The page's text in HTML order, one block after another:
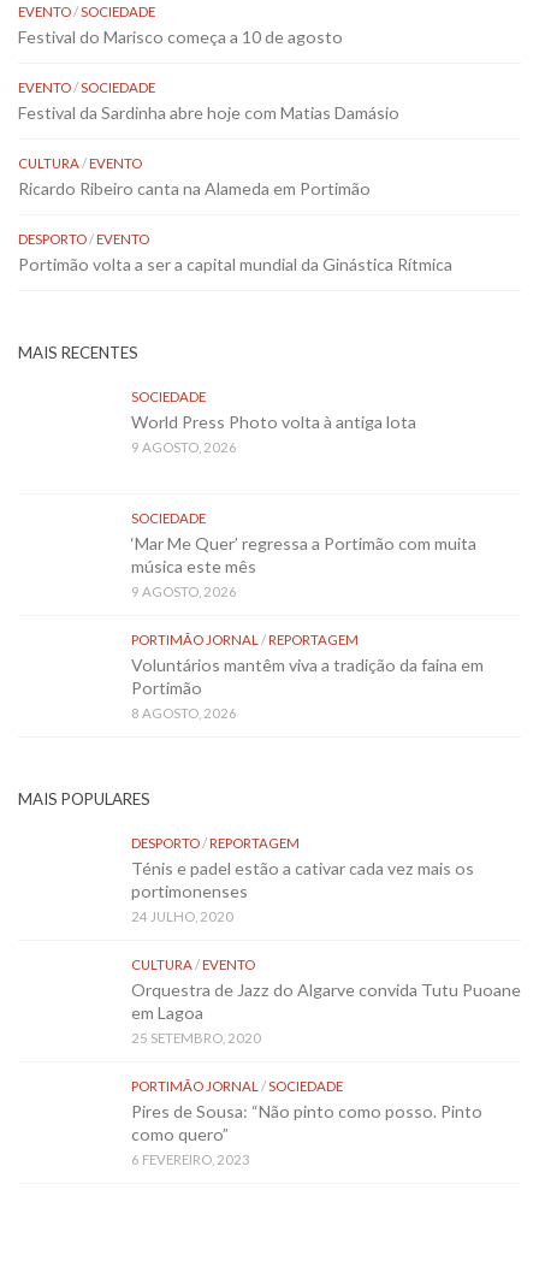
EVENTO/SOCIEDADE
Festival do Marisco começa a 10 de agosto
EVENTO/SOCIEDADE
Festival da Sardinha abre hoje com Matias Damásio
CULTURA/EVENTO
Ricardo Ribeiro canta na Alameda em Portimão
DESPORTO/EVENTO
Portimão volta a ser a capital mundial da Ginástica Rítmica
MAIS RECENTES
SOCIEDADE
World Press Photo volta à antiga lota
9 AGOSTO, 2026
SOCIEDADE
‘Mar Me Quer’ regressa a Portimão com muita
música este mês
9 AGOSTO, 2026
PORTIMÃO JORNAL /REPORTAGEM
Voluntários mantêm viva a tradição da faina em
Portimão
8 AGOSTO, 2026
MAIS POPULARES
DESPORTO/REPORTAGEM
Ténis e padel estão a cativar cada vez mais os
portimonenses
24 JULHO, 2020
CULTURA/EVENTO
Orquestra de Jazz do Algarve convida Tutu Puoane
em Lagoa
25 SETEMBRO, 2020
PORTIMÃO JORNAL /SOCIEDADE
Pires de Sousa: “Não pinto como posso. Pinto
como quero”
6 FEVEREIRO, 2023